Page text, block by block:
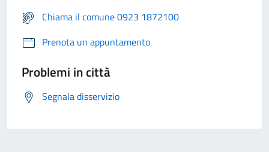
Chiama il comune 0923 1872100
Prenota un appuntamento
Problemi in città
Segnala disservizio